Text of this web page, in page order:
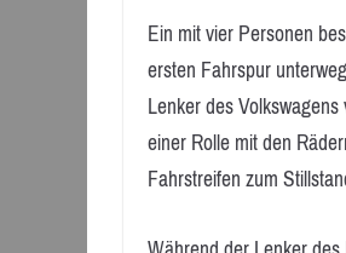
Ein mit vier Personen
ersten Fahrspur
Lenker des
einer Rolle mit den
Fahrstreifen zum